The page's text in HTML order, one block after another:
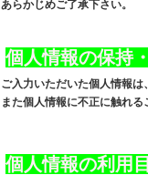
あらかじめご了承下さい。
個人情報の保持
ご入力いただいた個人情報は
また個人情報に不正に触れ
個人情報の利用